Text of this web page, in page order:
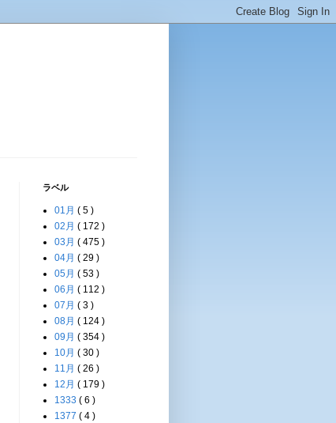
ラベル
01月 ( 5 )
02月 ( 172 )
03月 ( 475 )
04月 ( 29 )
05月 ( 53 )
06月 ( 112 )
07月 ( 3 )
08月 ( 124 )
09月 ( 354 )
10月 ( 30 )
11月 ( 26 )
12月 ( 179 )
1333 ( 6 )
1377 ( 4 )